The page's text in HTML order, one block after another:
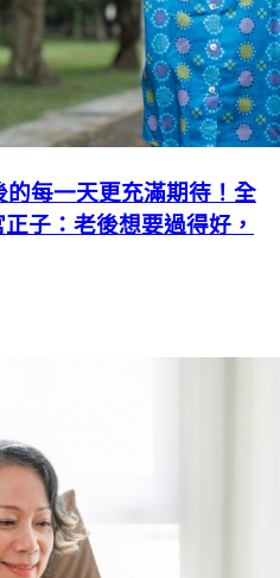
每一天更充滿期待！全
子：老後想要過得好，